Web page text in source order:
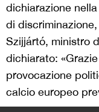
dichiarazione
di
Szijjártó, ministro
dichiarato:
provocazione
calcio europeo